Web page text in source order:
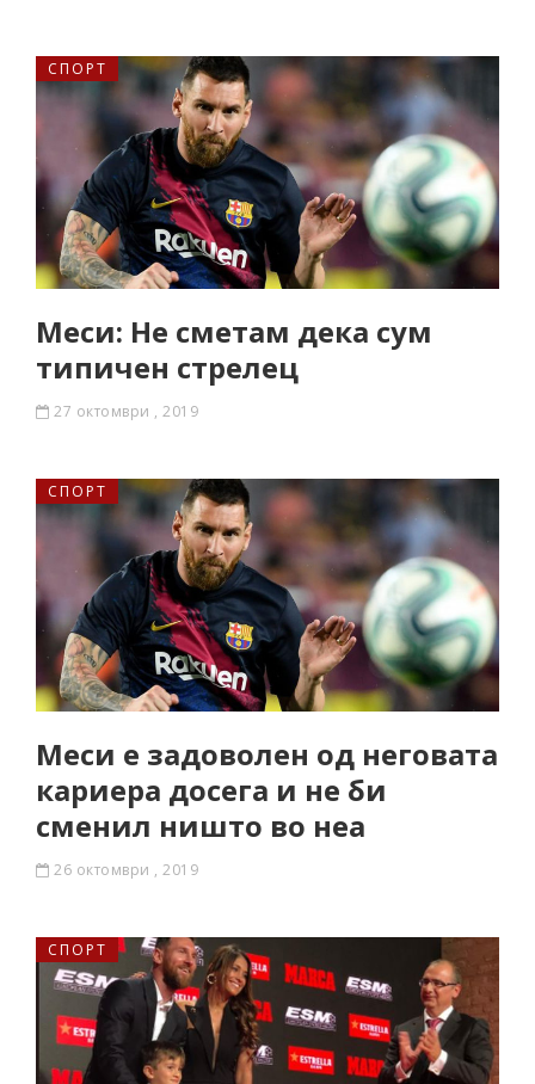
СПОРТ
Меси: Не сметам дека сум
типичен стрелец
27 октомври , 2019
СПОРТ
Меси е задоволен од неговата
кариера досега и не би
сменил ништо во неа
26 октомври , 2019
СПОРТ